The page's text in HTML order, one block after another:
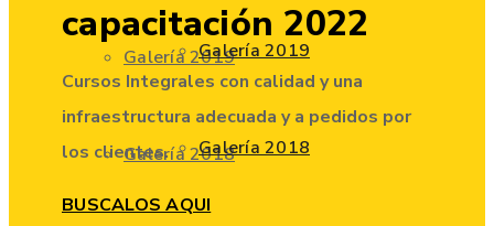
Galería 2019
Galería 2018
Galería 2019
Galería 2018
capacitación 2022
Cursos Integrales con calidad y una
infraestructura adecuada y a pedidos por
los clientes.
BUSCALOS AQUI